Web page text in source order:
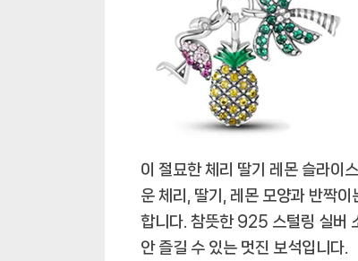
이 절묘한 체리 딸기 레몬 슬라이
운 체리, 딸기, 레몬 모양과 반짝
합니다. 참뜻한 925 스털링 실버
안 즐길 수 있는 멋진 보석입니다.